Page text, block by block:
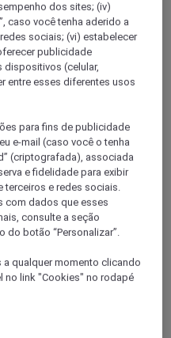
domingos
dos sites; (iv)
caso você tenha aderido a
sociais; (vi) estabelecer
publicidade
dispositivos (celular,
entre esses diferentes usos
para fins de publicidade
e-mail (caso você o tenha
(criptografada), associada
e fidelidade para exibir
terceiros e redes sociais.
com dados que esses
consulte a seção
do botão “Personalizar”.
qualquer momento clicando
no link "Cookies" no rodapé